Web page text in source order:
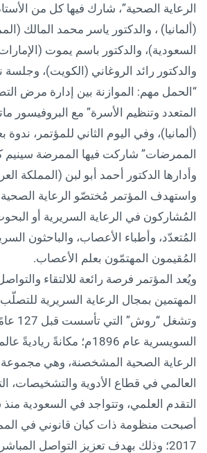
الرعاية الصحية”، شارك فيها كل من
(ألمانيا) ، والدكتور ياسر محمد المالك
السعودية)، والدكتور باسم يموت (الإمارات
والدكتور رائد الروغاني (الكويت)، وجلسة
“الحمل مهم: الموازنة بين إدارة مرض
المتعدد وتنظيم الأسرة” مع البروفيسور
(ألمانيا)، وفي اليوم الثاني للمؤتمر، ندوة
الممرضات” شاركت فيها الممرضة سينيم
وأدارها الدكتور أحمد أبو لبن (المملكة
واستهدف المؤتمر مُختصّو الرعاية الصحية
المُشاركون في الرعاية السريرية أو
المُتعدّد، وأطباء الأعصاب، والباحثون
المُقيمون المهتمّون بعلم الأعصاب.
ويُعد المؤتمر فرصة رائعة للالتقاء
المهتمين بمجال الرعاية السريرية
وتشغل
السويسرية عام 1896م؛ مكانةً
الرعاية الصحية المشخصنة، وهي مجموعة
العالمي في قطاع الأدوية والتشخيصات،
التقدم العلمي، وتتواجد في السعودية منذ
أصبحت منظومة ذات كيان قانوني في
2017؛ وذلك بهدف تعزيز التواصل